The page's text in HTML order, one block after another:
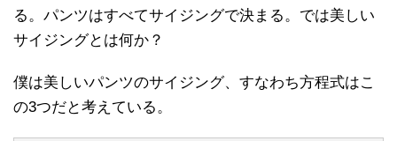
る。パンツはすべてサイジングで決まる。では美しい
サイジングとは何か？
僕は美しいパンツのサイジング、すなわち方程式はこ
の3つだと考えている。